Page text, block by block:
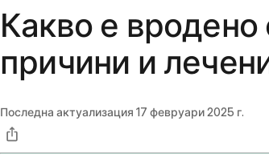
Какво е
причини и
Последна актуализация 17 февруари 2025 г.